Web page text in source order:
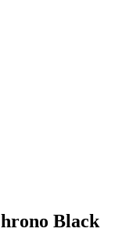
Black